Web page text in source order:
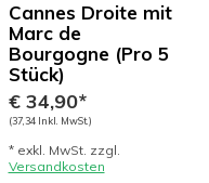
Cannes Droite mit
Marc de
Bourgogne (Pro 5
Stück)
€ 34,90*
(37,34 Inkl. MwSt.)
* exkl. MwSt. zzgl.
Versandkosten